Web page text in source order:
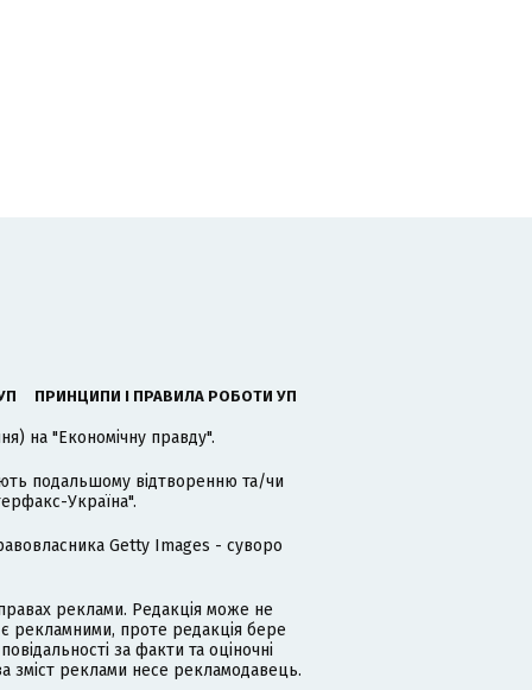
ПРИНЦИПИ І ПРАВИЛА РОБОТИ УП
на "Економічну правду".
подальшому відтворенню та/чи
Україна".
Getty Images - суворо
реклами. Редакція може не
рекламними, проте редакція бере
за факти та оціночні
зміст реклами несе рекламодавець.